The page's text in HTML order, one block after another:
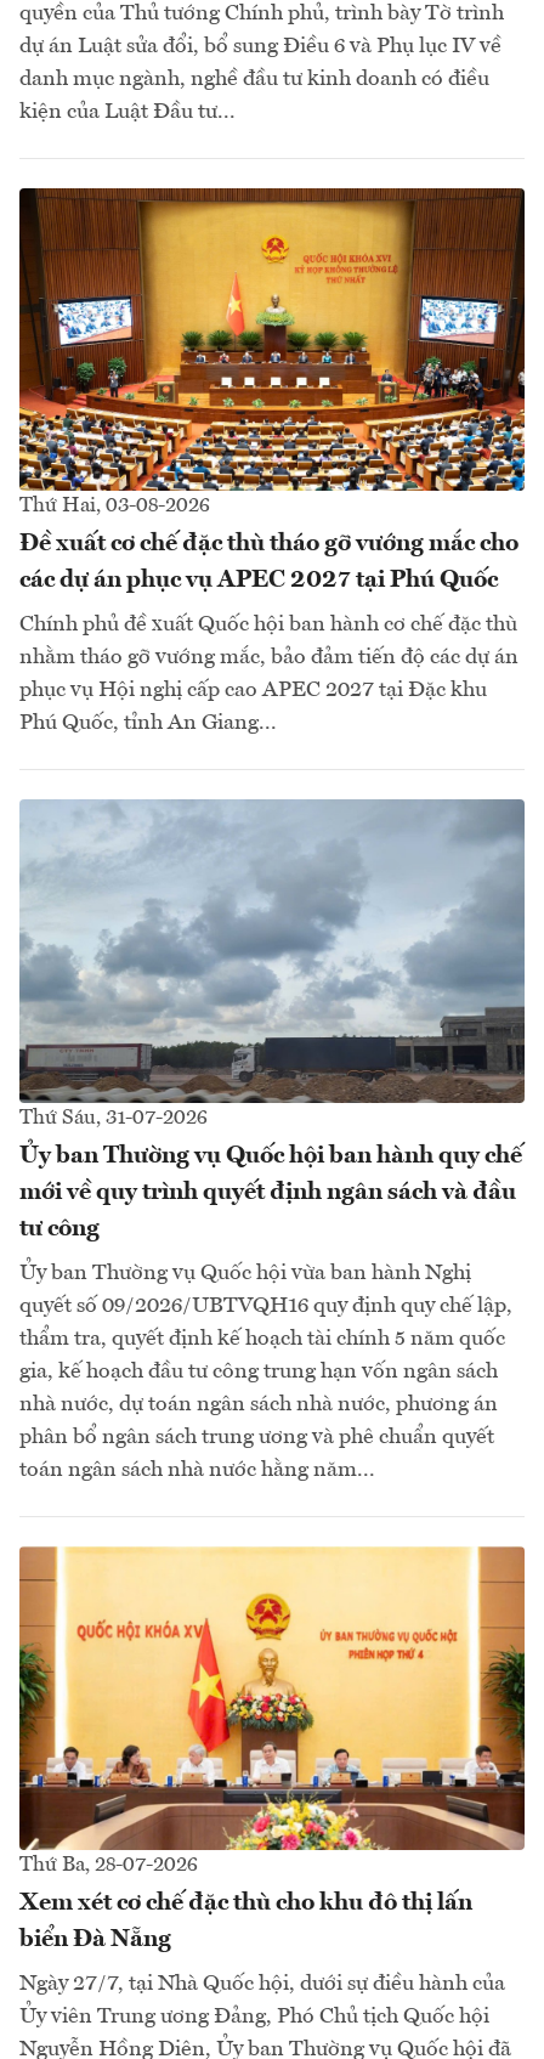
quyền của Thủ tướng Chính phủ, trình bày Tờ trình
dự án Luật sửa đổi, bổ sung Điều 6 và Phụ lục IV về
danh mục ngành, nghề đầu tư kinh doanh có điều
kiện của Luật Đầu tư...
Thứ Hai, 03-08-2026
Đề xuất cơ chế đặc thù tháo gỡ vướng mắc cho
các dự án phục vụ APEC 2027 tại Phú Quốc
Chính phủ đề xuất Quốc hội ban hành cơ chế đặc thù
nhằm tháo gỡ vướng mắc, bảo đảm tiến độ các dự án
phục vụ Hội nghị cấp cao APEC 2027 tại Đặc khu
Phú Quốc, tỉnh An Giang...
Thứ Sáu, 31-07-2026
Ủy ban Thường vụ Quốc hội ban hành quy chế
mới về quy trình quyết định ngân sách và đầu
tư công
Ủy ban Thường vụ Quốc hội vừa ban hành Nghị
quyết số 09/2026/UBTVQH16 quy định quy chế lập,
thẩm tra, quyết định kế hoạch tài chính 5 năm quốc
gia, kế hoạch đầu tư công trung hạn vốn ngân sách
nhà nước, dự toán ngân sách nhà nước, phương án
phân bổ ngân sách trung ương và phê chuẩn quyết
toán ngân sách nhà nước hằng năm...
Thứ Ba, 28-07-2026
Xem xét cơ chế đặc thù cho khu đô thị lấn
biển Đà Nẵng
Ngày 27/7, tại Nhà Quốc hội, dưới sự điều hành của
Ủy viên Trung ương Đảng, Phó Chủ tịch Quốc hội
Nguyễn Hồng Diên, Ủy ban Thường vụ Quốc hội đã